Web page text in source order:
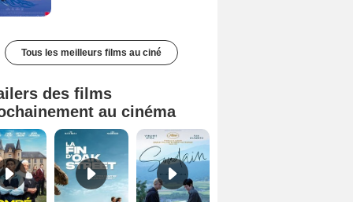
Tous les meilleurs films au ciné
des films
au cinéma
Tombé du ciel Bande-annonce VF La fin d’Oak Street Bande-annonce VO STFR